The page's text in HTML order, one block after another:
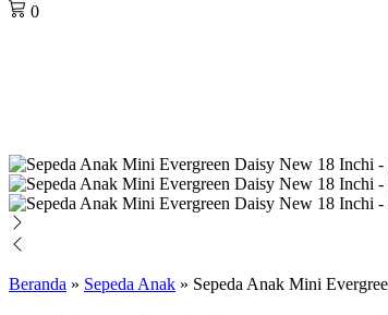
0
Beranda » Sepeda Anak » Sepeda Anak Mini